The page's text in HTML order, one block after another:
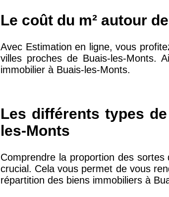
75020 -Paris 20ème
9 623 €
75019 -Paris 19ème
arrondissement
9 231 €
75013 -Paris 13ème
76600 -Le Havre 2 455 €
Le coût du m² autour
Avec Estimation en ligne, vous
villes proches de Buais-les-Monts.
immobilier à Buais-les-Monts.
Les différents types
les-Monts
Comprendre la proportion des
crucial. Cela vous permet de vous
répartition des biens immobiliers à